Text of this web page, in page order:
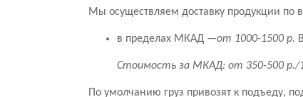
Мы осуществляем доставку продукции по
в пределах МКАД —от 1000-1500 р.
Стоимость за МКАД: от 350-500 р./
По умолчанию груз привозят к подъеду,